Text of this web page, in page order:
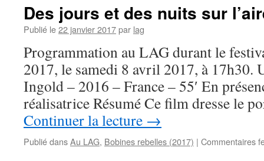
Des jours et des nuits sur
Publié le22 janvier 2017par lag
Programmation au LAG durant le
2017, le samedi 8 avril 2017, à 17h30.
Ingold – 2016 – France – 55′ En
réalisatrice Résumé Ce film dresse le
Continuer la lecture →
Publié dansAu LAG, Bobines rebelles (2017) | Commentaires